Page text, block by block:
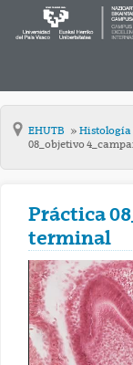
EHUTB Histología
08_objetivo
Práctica
terminal